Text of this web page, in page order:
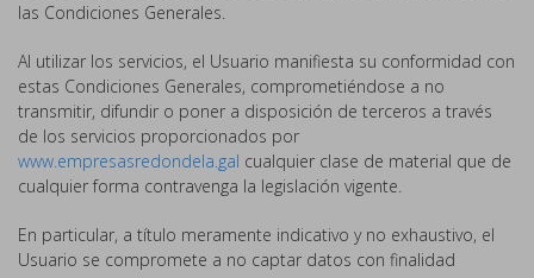
las Condiciones Generales.
Al utilizar los servicios, el Usuario manifiesta su conformidad con
estas Condiciones Generales, comprometiéndose a no
transmitir, difundir o poner a disposición de terceros a través
de los servicios proporcionados por
www.empresasredondela.gal cualquier clase de material que de
cualquier forma contravenga la legislación vigente.
En particular, a título meramente indicativo y no exhaustivo, el
Usuario se compromete a no captar datos con finalidad